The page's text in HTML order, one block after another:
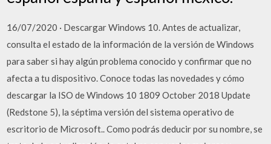
16/07/2020 · Descargar Windows 10. Antes de actualizar,
consulta el estado de la información de la versión de Windows
para saber si hay algún problema conocido y confirmar que no
afecta a tu dispositivo. Conoce todas las novedades y cómo
descargar la ISO de Windows 10 1809 October 2018 Update
(Redstone 5), la séptima versión del sistema operativo de
escritorio de Microsoft.. Como podrás deducir por su nombre, se